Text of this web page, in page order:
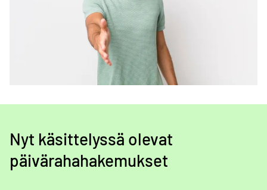
Nyt käsittelyssä olevat
päivärahahakemukset